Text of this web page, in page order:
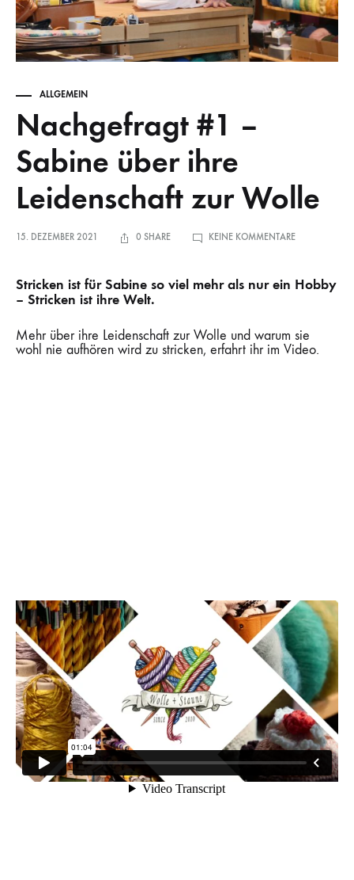
ALLGEMEIN
Nachgefragt #1 –
Sabine über ihre
Leidenschaft zur Wolle
15. DEZEMBER 2021 0 SHARE KEINE KOMMENTAREZU
ÜBER
Stricken ist für Sabine so viel mehr als nur ein Hobby
– Stricken ist ihre Welt.
Mehr über ihre Leidenschaft zur Wolle und warum sie
wohl nie aufhören wird zu stricken, erfahrt ihr im Video.